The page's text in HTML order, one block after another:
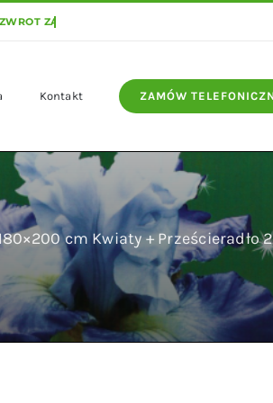
Kontakt ZAMÓW
cm Kwiaty + Prześcieradło